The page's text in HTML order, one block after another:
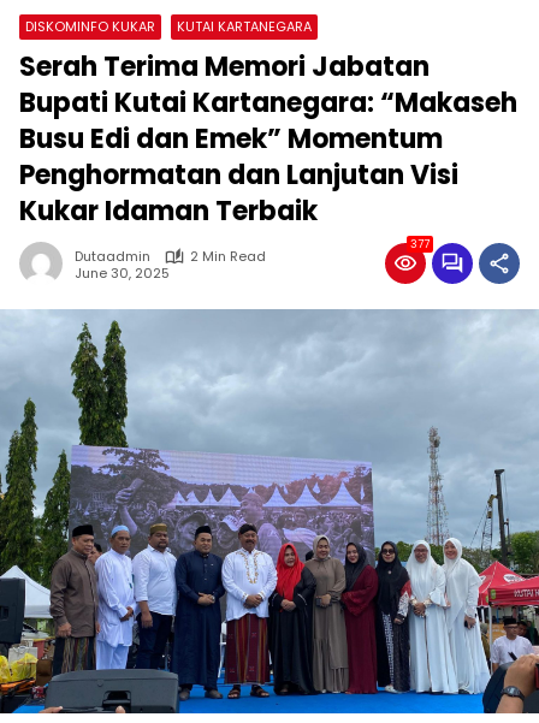
DISKOMINFO KUKAR KUTAI KARTANEGARA
Serah Terima Memori Jabatan
Bupati Kutai Kartanegara: “Makaseh
Busu Edi dan Emek” Momentum
Penghormatan dan Lanjutan Visi
Kukar Idaman Terbaik
Dutaadmin
2 Min Read
June 30, 2025
377